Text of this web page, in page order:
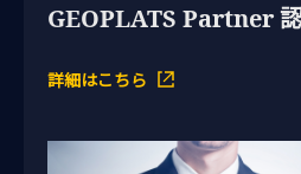
GEOPLATS Partner
詳細はこちら